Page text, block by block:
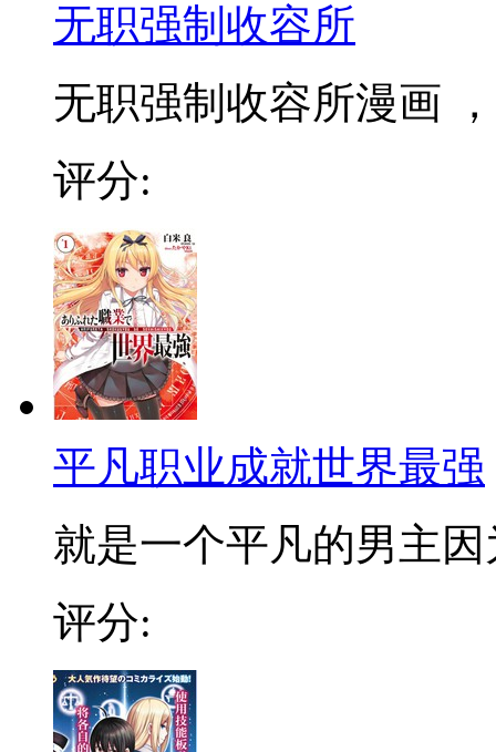
无职强制收容所
无职强制收容所漫画
评分:
平凡职业成就世界最强
就是一个平凡的男主
评分: